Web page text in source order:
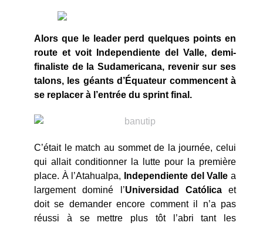
Alors que le leader perd quelques points en
route et voit Independiente del Valle, demi-
finaliste de la Sudamericana, revenir sur ses
talons, les géants d’Équateur commencent à
se replacer à l’entrée du sprint final.
C’était le match au sommet de la journée, celui
qui allait conditionner la lutte pour la première
place. À l’Atahualpa,
Independiente del Valle a
largement dominé l’Universidad Católica et
doit se demander encore comment il n’a pas
réussi à se mettre plus tôt l’abri tant les